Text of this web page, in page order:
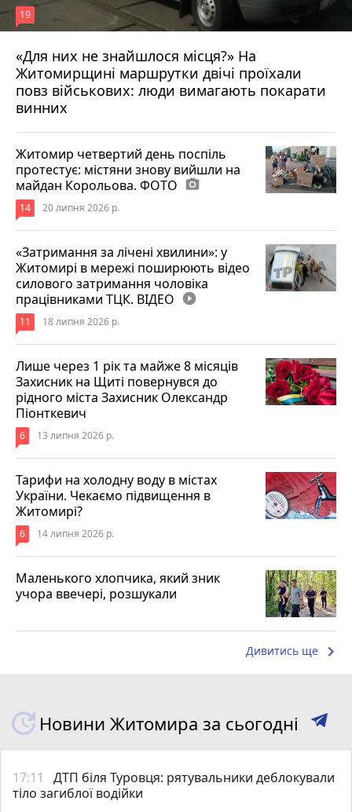
«Для них не знайшлося місця?» На
Житомирщині маршрутки двічі проїхали
повз військових: люди вимагають покарати
винних
19
17 липня 2026 р.
Житомир четвертий день поспіль
протестує: містяни знову вийшли на
майдан Корольова. ФОТО photo_camera
14 20 липня 2026 р.
«Затримання за лічені хвилини»: у
Житомирі в мережі поширюють відео
силового затримання чоловіка
працівниками ТЦК. ВІДЕО play_circle_filled
11 18 липня 2026 р.
Лише через 1 рік та майже 8 місяців
Захисник на Щиті повернувся до
рідного міста Захисник Олександр
Піонткевич
6 13 липня 2026 р.
Тарифи на холодну воду в містах
України. Чекаємо підвищення в
Житомирі?
6 14 липня 2026 р.
Маленького хлопчика, який зник
учора ввечері, розшукали
Дивитись ще keyboard_arrow_right
Новини Житомира за сьогодні
17:11
ДТП біля Туровця: рятувальники деблокували
тіло загиблої водійки